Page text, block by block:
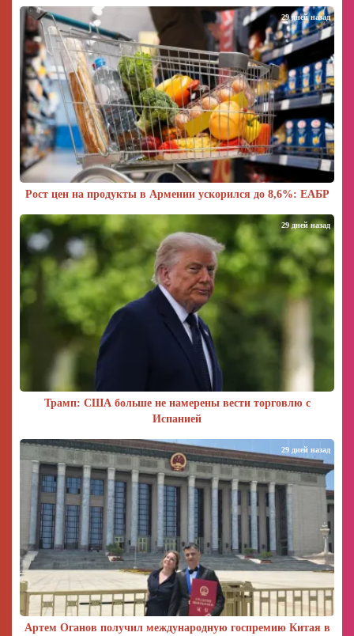
Рост цен на продукты в Армении ускорился до 8,6%: ЕАБР
29 дней назад
Трамп: США больше не намерены вести торговлю с
Испанией
29 дней назад
Артем Оганов получил международную госпремию Китая в
29 дней назад